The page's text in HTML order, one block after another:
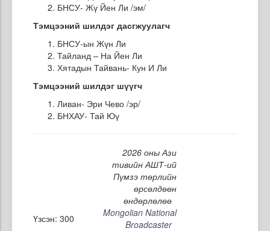
БНСУ- Жү Йен Ли /эм/
Тэмцээний шилдэг дасгжуулагч
БНСУ-ын Жүн Ли
Тайланд – На Йен Ли
Хятадын Тайвань- Кун И Ли
Тэмцээний шилдэг шүүгч
Ливан- Эри Чево /эр/
БНХАУ- Тай Юү
2026 оны Ази
тивийн АШТ-ий
Пүмзэ төрлийн
өрсөлдөөн
өндөрлөлөө
Үзсэн: 300
Mongolian National
Broadcaster